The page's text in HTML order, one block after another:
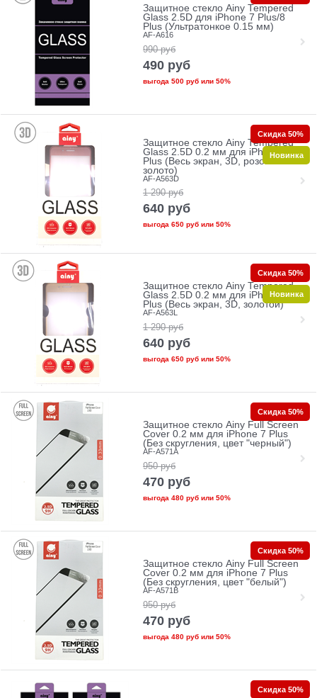
Защитное стекло Ainy Tempered
Glass 2.5D для iPhone 7 Plus/8
Plus (Ультратонкое 0.15 мм)
AF-A616
990 руб
490 руб
выгода 500 рубили 50%
Защитное стекло Ainy Tempered
Glass 2.5D 0.2 мм для iPhone 7
Plus (Весь экран, 3D, розовое
золото)
AF-A563D
1 290 руб
640 руб
выгода 650 рубили 50%
Скидка 50%
Новинка
Защитное стекло Ainy Tempered
Glass 2.5D 0.2 мм для iPhone 7
Plus (Весь экран, 3D, золотой)
AF-A563L
1 290 руб
640 руб
выгода 650 рубили 50%
Скидка 50%
Новинка
Защитное стекло Ainy Full Screen
Cover 0.2 мм для iPhone 7 Plus
(Без скругления, цвет "черный")
AF-A571A
950 руб
470 руб
выгода 480 рубили 50%
Скидка 50%
Защитное стекло Ainy Full Screen
Cover 0.2 мм для iPhone 7 Plus
(Без скругления, цвет "белый")
AF-A571B
950 руб
470 руб
выгода 480 рубили 50%
Скидка 50%
Скидка 50%